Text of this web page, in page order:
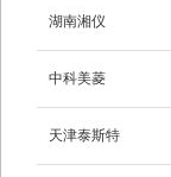
湖南湘仪
中科美菱
天津泰斯特